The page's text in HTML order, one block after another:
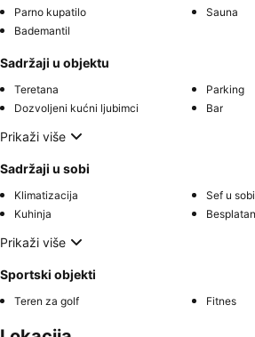
Parno kupatilo
Sauna
Bademantil
Sadržaji u objektu
Teretana
Parking
Dozvoljeni kućni ljubimci
Bar
Prikaži više
Sadržaji u sobi
Klimatizacija
Sef u sobi
Kuhinja
Prikaži više
Sportski objekti
Teren za golf Fitnes